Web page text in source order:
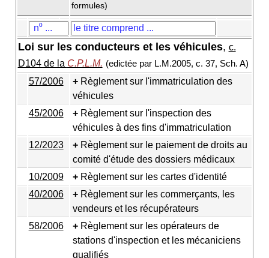
formules)
Loi sur les conducteurs et les véhicules, c.
D104 de la C.P.L.M. (edictée par L.M.2005, c. 37, Sch. A)
57/2006
Règlement sur l'immatriculation des
véhicules
45/2006
Règlement sur l'inspection des
véhicules à des fins d'immatriculation
12/2023
Règlement sur le paiement de droits au
comité d'étude des dossiers médicaux
10/2009
Règlement sur les cartes d'identité
40/2006
Règlement sur les commerçants, les
vendeurs et les récupérateurs
58/2006
Règlement sur les opérateurs de
stations d'inspection et les mécaniciens
qualifiés